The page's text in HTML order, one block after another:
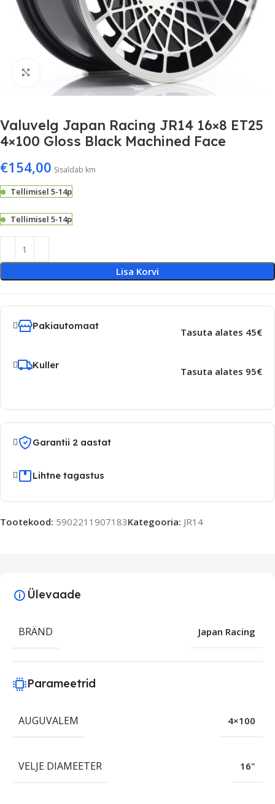
Suurenda
Valuvelg Japan Racing JR14 16×8 ET25
4×100 Gloss Black Machined Face
€154,00 Sisaldab km
Tellimisel 5-14p
Tellimisel 5-14p
Lisa Korvi
Pakiautomaat
Tasuta alates 45€
Kuller
Tasuta alates 95€
Garantii 2 aastat
Lihtne tagastus
Tootekood: 5902211907183Kategooria: JR14
Ülevaade
BRÄND Japan Racing
Parameetrid
AUGUVALEM 4×100
VELJE DIAMEETER 16"